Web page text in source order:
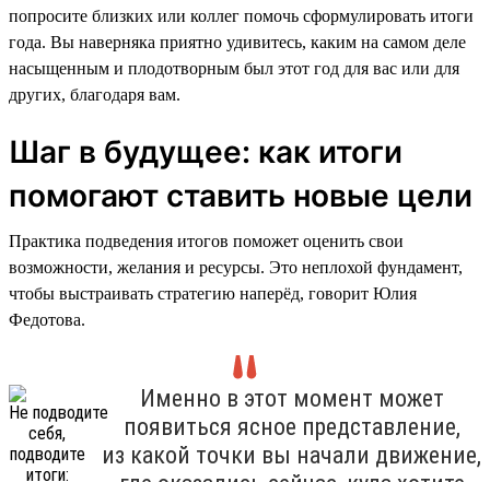
попросите близких или коллег помочь сформулировать итоги
года. Вы наверняка приятно удивитесь, каким на самом деле
насыщенным и плодотворным был этот год для вас или для
других, благодаря вам.
Шаг в будущее: как итоги
помогают ставить новые цели
Практика подведения итогов поможет оценить свои
возможности, желания и ресурсы. Это неплохой фундамент,
чтобы выстраивать стратегию наперёд, говорит Юлия
Федотова.
Именно в этот момент может
появиться ясное представление,
из какой точки вы начали движение,